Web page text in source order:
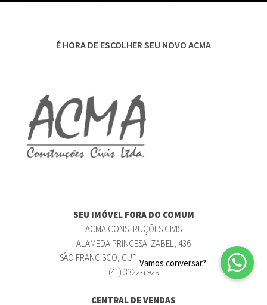
É HORA DE ESCOLHER SEU NOVO ACMA
SEU IMÓVEL FORA DO COMUM
ACMA CONSTRUÇÕES CIVIS
ALAMEDA PRINCESA IZABEL, 436
SÃO FRANCISCO, CURITIBA/PR, 80430-120
(41) 3322-1929
CENTRAL DE VENDAS